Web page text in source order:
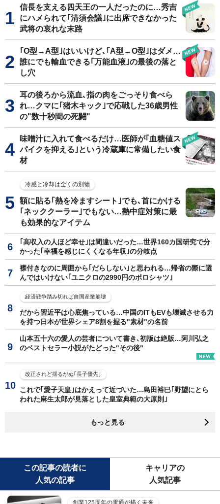
信長を支える四天王の一人だったのに…秀吉
にハメられて｢清須会議｣に出席できなかった
武将の哀れな末路
｢O型→A型｣はいいけど､｢A型→O型｣はダメ…
誰にでも輸血できる｢万能血液｣の最後の落と
し穴
耳の後ろから流血､指の肉をごっそり食べら
れ…クマに｢猪木キック｣で応戦した36歳男性
の"数十秒間の死闘"
味噌汁に入れて食べるだけ…医師が｢血糖値ス
パイクを抑える｣という冷蔵庫に常備したい食
材
冷感と冷却は全くの別物
額に貼る｢熱を冷ますシート｣でも､首にかける
｢ネッククーラー｣でもない…熱中症対策に最
も効果的なアイテム
｢高収入の人ほど幸せ｣は間違いだった…世界160カ国研究で分
かった｢幸福を感じにくくなる年収｣の分岐点
襟付きなのに周囲から｢だらしない｣と思われる…帰省の際に選
んではいけない｢ユニクロの2990円のポロシャツ｣
経済戦争踏み切れば自国産業崩壊
だから習近平は心底焦っている…中国のITもEVも壊滅させる力
を持つ日本が世界シェア8割を握る"素材"の名前
山本五十六の愛人の芸者について書き､初版は絶版…阿川弘之
のベストセラー小説がたどった"その後"
改正されど揺るがぬ｢長子優先｣
これで｢愛子天皇｣はかえって近づいた…島田裕巳｢野望にとら
われた麻生太郎が見落とした皇室典範の大原則｣
もっと見る
この記事の読者に
人気の記事
キャリアの
人気記事
創業125周年の電通が描く未来